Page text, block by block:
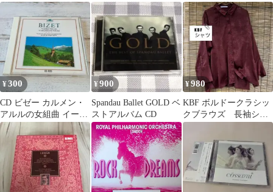
シャル・セレクショ
ン」
ョン＜完全生産限定盤
＞ 25CD
¥300
CD ビゼー カルメン・
アルルの女組曲 イーゴ
リ・マルケヴィッチ
¥900
Spandau Ballet GOLD ベ
ストアルバム CD
¥980
KBF ボルドークラシッ
クブラウズ 長袖シャ
ツ